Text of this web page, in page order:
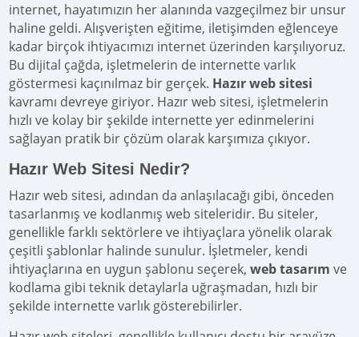
internet, hayatımızın her alanında vazgeçilmez bir unsur
haline geldi. Alışverişten eğitime, iletişimden eğlenceye
kadar birçok ihtiyacımızı internet üzerinden karşılıyoruz.
Bu dijital çağda, işletmelerin de internette varlık
göstermesi kaçınılmaz bir gerçek. Hazır web sitesi
kavramı devreye giriyor. Hazır web sitesi, işletmelerin
hızlı ve kolay bir şekilde internette yer edinmelerini
sağlayan pratik bir çözüm olarak karşımıza çıkıyor.
Hazır Web Sitesi Nedir?
Hazır web sitesi, adından da anlaşılacağı gibi, önceden
tasarlanmış ve kodlanmış web siteleridir. Bu siteler,
genellikle farklı sektörlere ve ihtiyaçlara yönelik olarak
çeşitli şablonlar halinde sunulur. İşletmeler, kendi
ihtiyaçlarına en uygun şablonu seçerek,web tasarım ve
kodlama gibi teknik detaylarla uğraşmadan, hızlı bir
şekilde internette varlık gösterebilirler.